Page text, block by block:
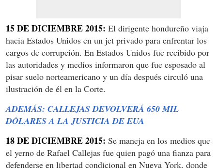
15 DE DICIEMBRE 2015: El dirigente hondureño viaja
hacia Estados Unidos en un jet privado para enfrentar los
cargos de corrupción. En Estados Unidos fue recibido por
las autoridades y medios informaron que fue esposado al
pisar suelo norteamericano y un día después circuló una
ilustración de él en la Corte.
ADEMÁS: CALLEJAS DEVOLVERÁ 650 MIL
DÓLARES A LA JUSTICIA DE EUA
18 DE DICIEMBRE 2015: Se maneja en los medios que
el yerno de Rafael Callejas fue quien pagó una fianza para
defenderse en libertad condicional en Nueva York, donde